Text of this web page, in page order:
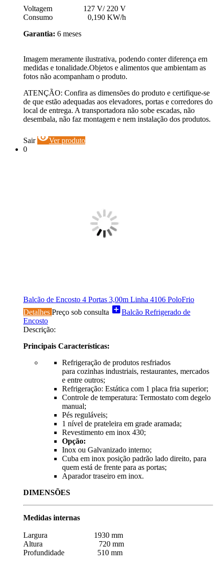
Voltagem 127 V/ 220 V
Consumo 0,190 KW/h
Garantia: 6 meses
Imagem meramente ilustrativa, podendo conter diferença em
medidas e tonalidade.Objetos e alimentos que ambientam as
fotos não acompanham o produto.
ATENÇÃO: Confira as dimensões do produto e certifique-se
de que estão adequadas aos elevadores, portas e corredores do
local de entrega. A transportadora não sobe escadas, não
desembala, não faz montagem e nem instalação dos produtos.
Sair visibilityVer produto
0
Balcão de Encosto 4 Portas 3,00m Linha 4106 PoloFrio
Detalhes Preço sob consulta add_boxBalcão Refrigerado de
Encosto
Descrição:
Principais Características:
Refrigeração de produtos resfriados
para cozinhas industriais, restaurantes, mercados
e entre outros;
Refrigeração: Estática com 1 placa fria superior;
Controle de temperatura: Termostato com degelo
manual;
Pés reguláveis;
1 nível de prateleira em grade aramada;
Revestimento em inox 430;
Opção:
Inox ou Galvanizado interno;
Cuba em inox posição padrão lado direito, para
quem está de frente para as portas;
Aparador traseiro em inox.
DIMENSÕES
Medidas internas
Largura 1930 mm
Altura 720 mm
Profundidade 510 mm